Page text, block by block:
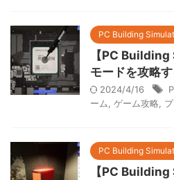
PC Building
【PC
モードを攻略す
2024/4/16
ーム
ゲーム攻略
PC Building
【PC